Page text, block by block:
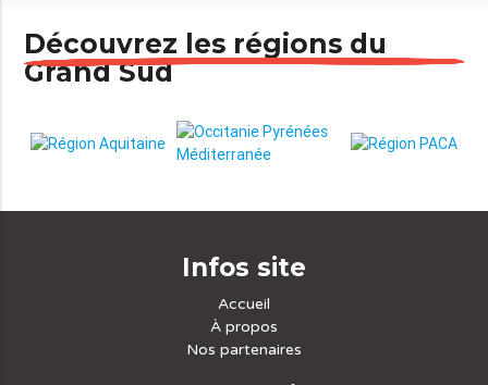
Découvrez les régions du
Grand Sud
Infos site
Accueil
À propos
Nos partenaires